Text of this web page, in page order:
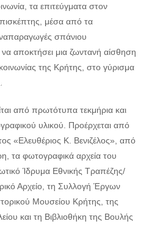
τα επιτεύγματα στον
μέσα από τα
σπάνιου
αποκτήσει μια ζωντανή αίσθηση
της Κρήτης, στο γύρισμα
από πρωτότυπα τεκμήρια και
υλικού. Προέρχεται από
«Ελευθέριος Κ. Βενιζέλος», από
τα φωτογραφικά αρχεία του
Ίδρυμα Εθνικής Τραπέζης/
Αρχείο, τη Συλλογή Έργων
Μουσείου Κρήτης, της
και τη Βιβλιοθήκη της Βουλής